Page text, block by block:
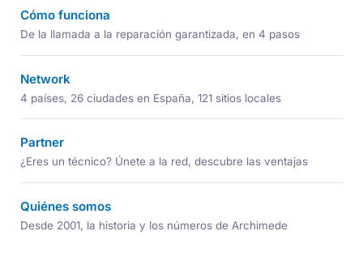
Cómo funciona
De la llamada a la reparación garantizada, en 4 pasos
Network
4 países, 26 ciudades en España, 121 sitios locales
Partner
¿Eres un técnico? Únete a la red, descubre las ventajas
Quiénes somos
Desde 2001, la historia y los números de Archimede